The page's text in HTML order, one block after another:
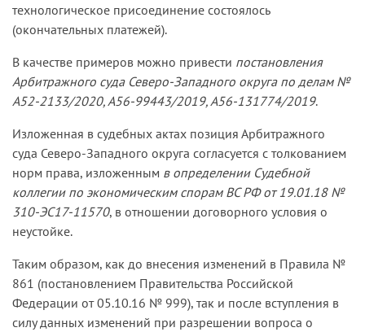
технологическое присоединение состоялось
(окончательных платежей).
В качестве примеров можно привести постановления
Арбитражного суда Северо-Западного округа по делам №
А52-2133/2020, А56-99443/2019, А56-131774/2019.
Изложенная в судебных актах позиция Арбитражного
суда Северо-Западного округа согласуется с толкованием
норм права, изложенным в определении Судебной
коллегии по экономическим спорам ВС РФ от 19.01.18 №
310-ЭС17-11570, в отношении договорного условия о
неустойке.
Таким образом, как до внесения изменений в Правила №
861 (постановлением Правительства Российской
Федерации от 05.10.16 № 999), так и после вступления в
силу данных изменений при разрешении вопроса о